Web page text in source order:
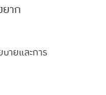
าก
ายและการ